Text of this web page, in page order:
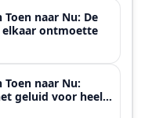
naar Nu: De
elkaar ontmoette
Toen naar Nu:
geluid voor heel